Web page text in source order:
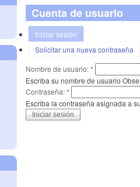
Cuenta de usuario
Iniciar sesión
Solicitar una nueva contraseña
Nombre de usuario:*
Escriba su nombre de usuario
Contraseña:*
Escriba la contraseña asignada a